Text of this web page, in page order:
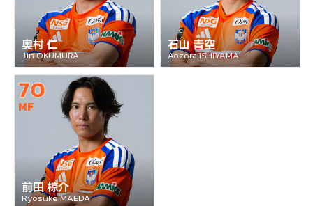
奥村 仁
Jin OKUMURA
石山 青空
Aozora ISHIYAMA
70
MF
前田 椋介
Ryosuke MAEDA